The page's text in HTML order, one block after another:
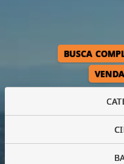
VENDA
BUSCA